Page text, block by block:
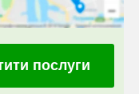
послуги